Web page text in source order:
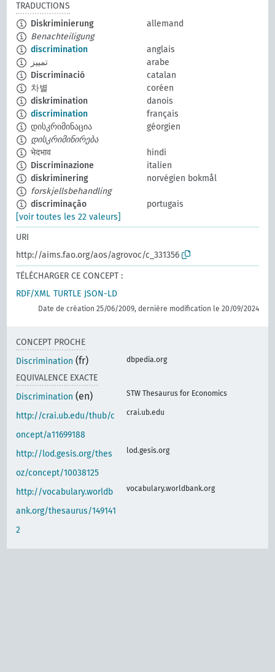
TRADUCTIONS
Diskriminierung
allemand
Benachteiligung
discrimination
anglais
تمييز
arabe
Discriminació
catalan
차별
coréen
diskrimination
danois
discrimination
français
დისკრიმინაცია
géorgien
დისკრიმინირება
भेदभाव
hindi
Discriminazione
italien
diskriminering
norvégien bokmål
forskjellsbehandling
discriminação
portugais
[voir toutes les 22 valeurs]
URI
http://aims.fao.org/aos/agrovoc/c_331356
TÉLÉCHARGER CE CONCEPT :
RDF/XML TURTLE JSON-LD
Date de création 25/06/2009, dernière modification le 20/09/2024
CONCEPT PROCHE
Discrimination (fr) dbpedia.org
EQUIVALENCE EXACTE
Discrimination (en) STW Thesaurus for Economics
http://crai.ub.edu/thub/c
oncept/a11699188
crai.ub.edu
http://lod.gesis.org/thes
oz/concept/10038125
lod.gesis.org
http://vocabulary.worldb
ank.org/thesaurus/149141
2
vocabulary.worldbank.org